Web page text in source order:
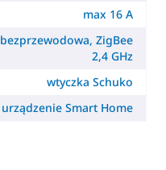
max 16 A
bezprzewodowa, ZigBee
2,4 GHz
wtyczka Schuko
urządzenie Smart Home